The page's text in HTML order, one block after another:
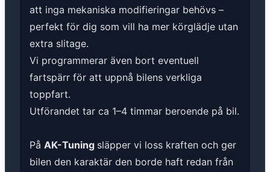
att inga mekaniska modifieringar behövs –
perfekt för dig som vill ha mer körglädje utan
extra slitage.
Vi programmerar även bort eventuell
fartspärr för att uppnå bilens verkliga
toppfart.
Utförandet tar ca 1–4 timmar beroende på bil.
På AK-Tuning släpper vi loss kraften och ger
bilen den karaktär den borde haft redan från